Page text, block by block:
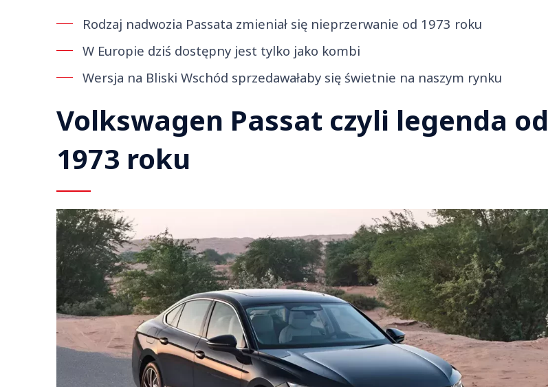
Rodzaj nadwozia Passata zmieniał się nieprzerwanie od 1973 roku
W Europie dziś dostępny jest tylko jako kombi
Wersja na Bliski Wschód sprzedawałaby się świetnie na naszym rynku
Volkswagen Passat czyli legenda od
1973 roku